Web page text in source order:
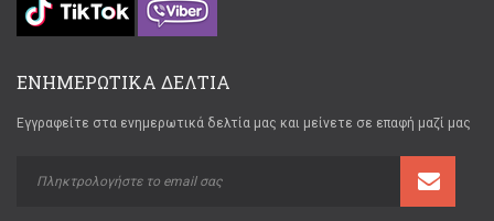
ΕΝΗΜΕΡΩΤΙΚΑ ΔΕΛΤΙΑ
Εγγραφείτε στα ενημερωτικά δελτία μας και μείνετε σε επαφή μαζί μας